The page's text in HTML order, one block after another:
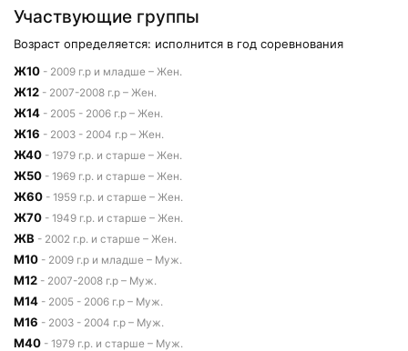
Участвующие группы
Возраст определяется: исполнится в год соревнования
Ж10 - 2009 г.р и младше – Жен.
Ж12 - 2007-2008 г.р – Жен.
Ж14 - 2005 - 2006 г.р – Жен.
Ж16 - 2003 - 2004 г.р – Жен.
Ж40 - 1979 г.р. и старше – Жен.
Ж50 - 1969 г.р. и старше – Жен.
Ж60 - 1959 г.р. и старше – Жен.
Ж70 - 1949 г.р. и старше – Жен.
ЖВ - 2002 г.р. и старше – Жен.
М10 - 2009 г.р и младше – Муж.
М12 - 2007-2008 г.р – Муж.
М14 - 2005 - 2006 г.р – Муж.
М16 - 2003 - 2004 г.р – Муж.
М40 - 1979 г.р. и старше – Муж.